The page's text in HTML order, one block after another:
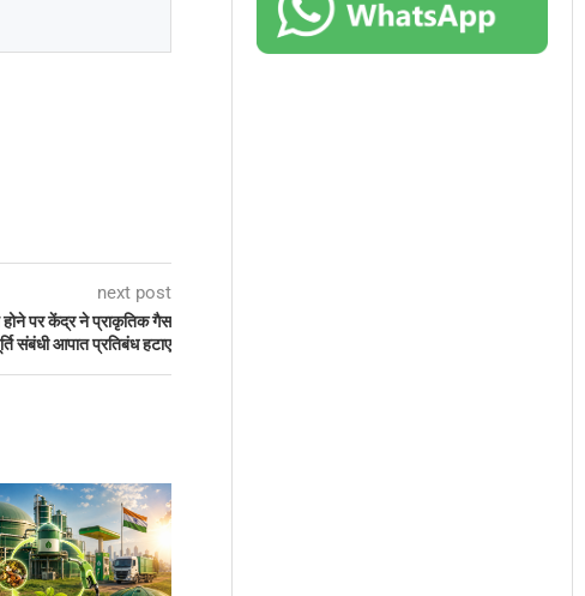
next post
होने पर केंद्र ने प्राकृतिक गैस
संबंधी आपात प्रतिबंध हटाए